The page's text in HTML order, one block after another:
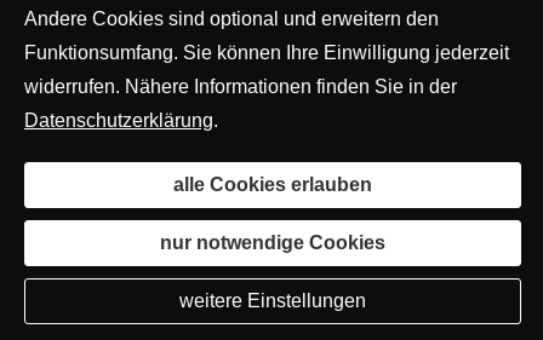
Andere Cookies sind optional und erweitern den
Funktionsumfang. Sie können Ihre Einwilligung jederzeit
widerrufen. Nähere Informationen finden Sie in der
Datenschutzerklärung.
alle Cookies erlauben
nur notwendige Cookies
weitere Einstellungen